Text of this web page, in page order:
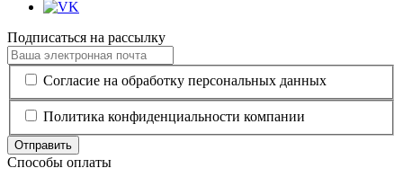
Подписаться на рассылку
Согласие на обработку персональных данных
Политика конфиденциальности компании
Отправить
Способы оплаты